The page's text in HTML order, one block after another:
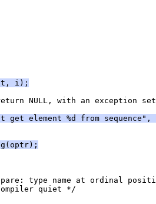
i);
NULL, with an exception
get element %d from sequence",
type name at ordinal
quiet */